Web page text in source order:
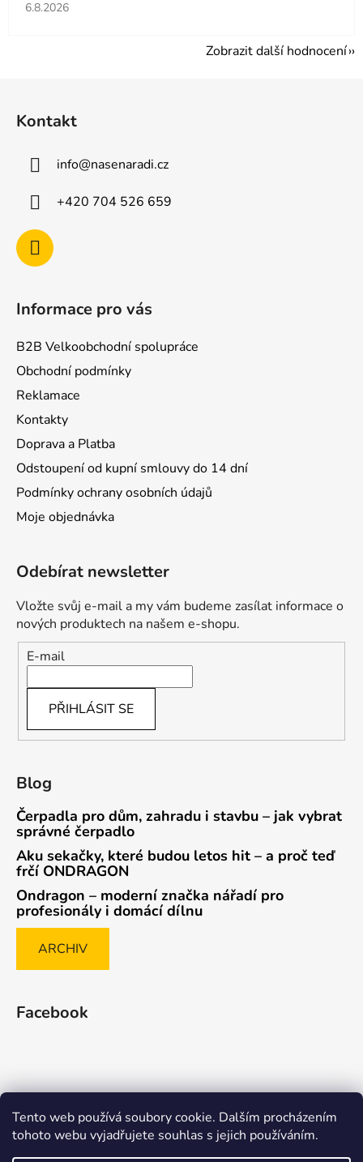
Tento web používá soubory cookie. Dalším procházením
tohoto webu vyjadřujete souhlas s jejich používáním.
6.8.2026
Zobrazit další hodnocení
Kontakt
info@nasenaradi.cz
+420 704 526 659
Informace pro vás
B2B Velkoobchodní spolupráce
Obchodní podmínky
Reklamace
Kontakty
Doprava a Platba
Odstoupení od kupní smlouvy do 14 dní
Podmínky ochrany osobních údajů
Moje objednávka
Odebírat newsletter
Vložte svůj e-mail a my vám budeme zasílat informace o
nových produktech na našem e-shopu.
E-mail
PŘIHLÁSIT SE
Blog
Čerpadla pro dům, zahradu i stavbu – jak vybrat
správné čerpadlo
Aku sekačky, které budou letos hit – a proč teď
frčí ONDRAGON
Ondragon – moderní značka nářadí pro
profesionály i domácí dílnu
ARCHIV
Facebook
Způsob ověřování recenzí